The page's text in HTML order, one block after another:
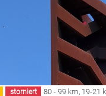
storniert 80 - 99 km, 19-21